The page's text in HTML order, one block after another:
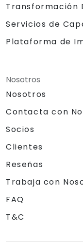
Transformación
Servicios de
Plataforma de
Nosotros
Nosotros
Contacta con
Socios
Clientes
Reseñas
Trabaja con
FAQ
T&C